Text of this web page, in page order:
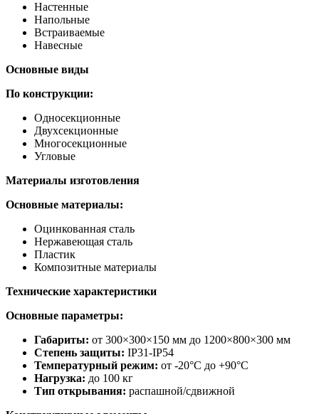
Настенные
Напольные
Встраиваемые
Навесные
Основные виды
По конструкции:
Односекционные
Двухсекционные
Многосекционные
Угловые
Материалы изготовления
Основные материалы:
Оцинкованная сталь
Нержавеющая сталь
Пластик
Композитные материалы
Технические характеристики
Основные параметры:
Габариты: от 300×300×150 мм до 1200×800×300 мм
Степень защиты: IP31-IP54
Температурный режим: от -20°C до +90°C
Нагрузка: до 100 кг
Тип открывания: распашной/сдвижной